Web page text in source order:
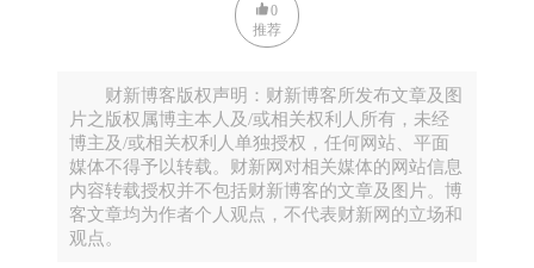
抵达纳帕的第一天去乘颇为老套的酒乡列车，对如此
犹豫很久也还是订了，只因这趟所谓“豪华”列车横行
纳帕沿线40多年，早成地头一霸，确认其经营之道，
就又变得有趣。
我就这么着随车而窜凭窗而看，玻璃之外的Opus
One，面见头秒就被亮瞎双眼。
0
推荐
财新博客版权声明：财新博客所发布文章及图
片之版权属博主本人及/或相关权利人所有，未经
博主及/或相关权利人单独授权，任何网站、平面
媒体不得予以转载。财新网对相关媒体的网站信息
内容转载授权并不包括财新博客的文章及图片。博
客文章均为作者个人观点，不代表财新网的立场和
观点。